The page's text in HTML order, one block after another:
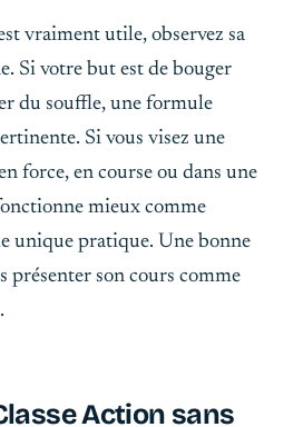
vraiment utile, observez sa
Si votre but est de bouger
du souffle, une formule
Si vous visez une
force, en course ou dans une
mieux comme
unique pratique. Une bonne
présenter son cours comme
Action sans